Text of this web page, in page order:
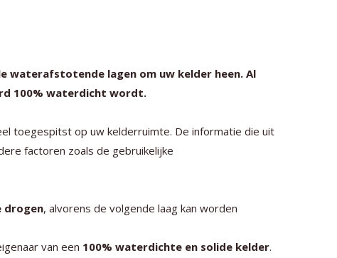
waterafstotende lagen om uw kelder heen. Al
100% waterdicht wordt.
toegespitst op uw kelderruimte. De informatie die uit
factoren zoals de gebruikelijke
drogen, alvorens de volgende laag kan worden
van een 100% waterdichte en solide kelder.